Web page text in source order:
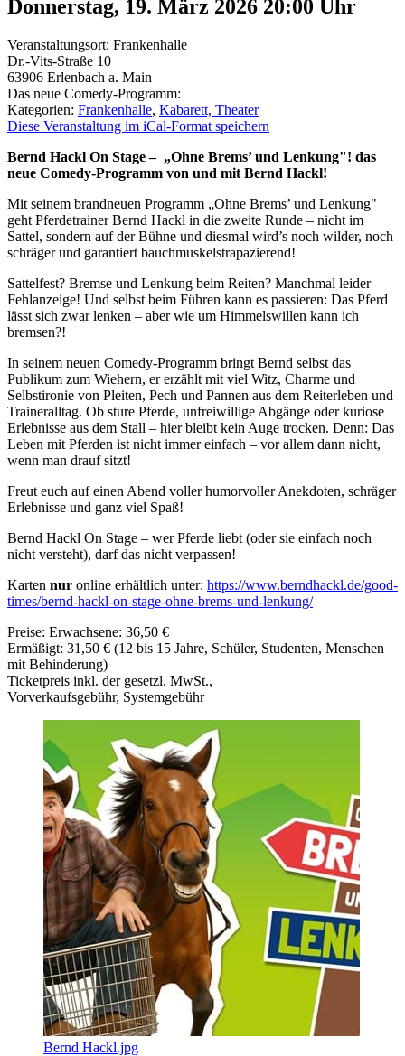
Donnerstag, 19. März 2026 20:00 Uhr
Veranstaltungsort: Frankenhalle
Dr.-Vits-Straße 10
63906 Erlenbach a. Main
Das neue Comedy-Programm:
Kategorien: Frankenhalle, Kabarett, Theater
Diese Veranstaltung im iCal-Format speichern
Bernd Hackl On Stage – „Ohne Brems’ und Lenkung"! das
neue Comedy-Programm von und mit Bernd Hackl!
Mit seinem brandneuen Programm „Ohne Brems’ und Lenkung"
geht Pferdetrainer Bernd Hackl in die zweite Runde – nicht im
Sattel, sondern auf der Bühne und diesmal wird’s noch wilder, noch
schräger und garantiert bauchmuskelstrapazierend!
Sattelfest? Bremse und Lenkung beim Reiten? Manchmal leider
Fehlanzeige! Und selbst beim Führen kann es passieren: Das Pferd
lässt sich zwar lenken – aber wie um Himmelswillen kann ich
bremsen?!
In seinem neuen Comedy-Programm bringt Bernd selbst das
Publikum zum Wiehern, er erzählt mit viel Witz, Charme und
Selbstironie von Pleiten, Pech und Pannen aus dem Reiterleben und
Traineralltag. Ob sture Pferde, unfreiwillige Abgänge oder kuriose
Erlebnisse aus dem Stall – hier bleibt kein Auge trocken. Denn: Das
Leben mit Pferden ist nicht immer einfach – vor allem dann nicht,
wenn man drauf sitzt!
Freut euch auf einen Abend voller humorvoller Anekdoten, schräger
Erlebnisse und ganz viel Spaß!
Bernd Hackl On Stage – wer Pferde liebt (oder sie einfach noch
nicht versteht), darf das nicht verpassen!
Karten nur online erhältlich unter: https://www.berndhackl.de/good-
times/bernd-hackl-on-stage-ohne-brems-und-lenkung/
Preise: Erwachsene: 36,50 €
Ermäßigt: 31,50 € (12 bis 15 Jahre, Schüler, Studenten, Menschen
mit Behinderung)
Ticketpreis inkl. der gesetzl. MwSt.,
Vorverkaufsgebühr, Systemgebühr
Bernd Hackl.jpg